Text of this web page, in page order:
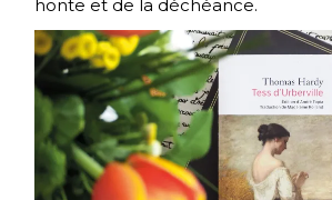
honte et de la déchéance.